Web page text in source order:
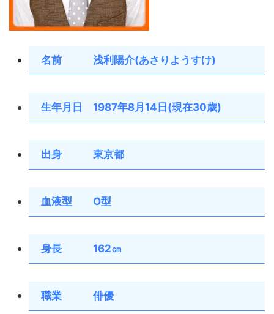
名前 浅利陽介(あさりようすけ)
生年月日 1987年8月14日(現在30歳)
出身 東京都
血液型 O型
身長 162㎝
職業 俳優